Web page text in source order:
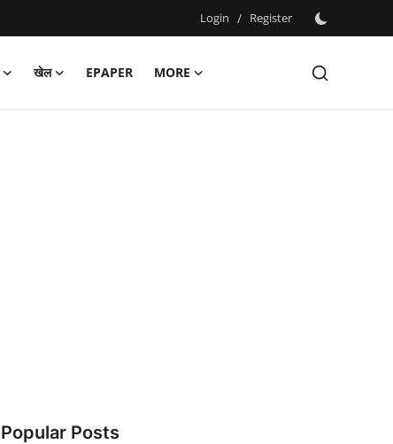
Login / Register
खेल EPAPER
MORE
Popular Posts